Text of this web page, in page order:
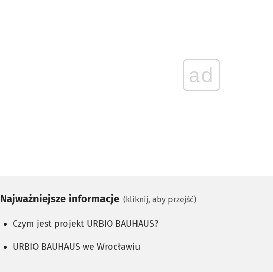
ad
Najważniejsze informacje (kliknij, aby przejść)
Czym jest projekt URBIO BAUHAUS?
URBIO BAUHAUS we Wrocławiu